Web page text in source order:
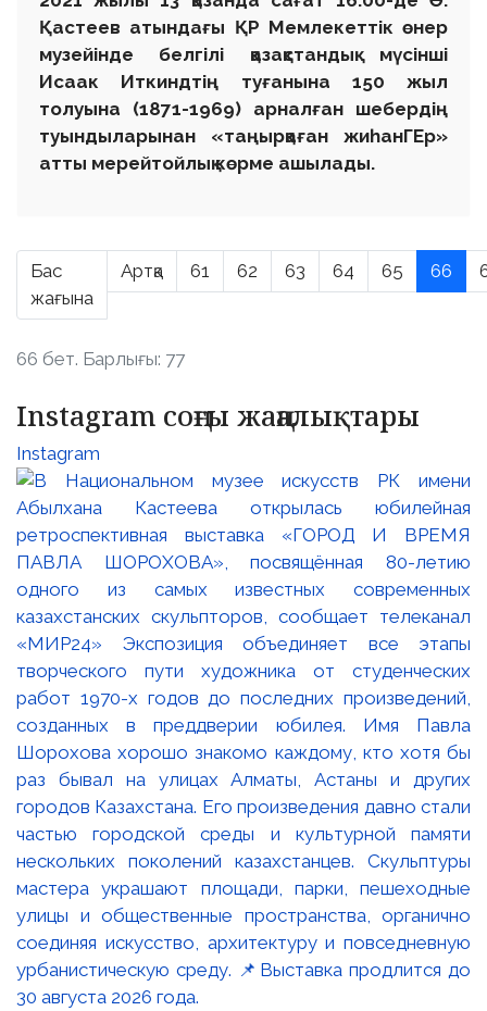
Қастеев атындағы ҚР Мемлекеттік өнер
музейінде белгілі қазақстандық мүсінші
Исаак Иткиндтің туғанына 150 жыл
толуына (1871-1969) арналған шебердің
туындыларынан «таңырқаған жиһанГЕр»
атты мерейтойлық көрме ашылады.
Бас
жағына
Артқа 61 62 63 64 65 66
66 бет. Барлығы: 77
Instagram соңғы жаңалықтары
Instagram